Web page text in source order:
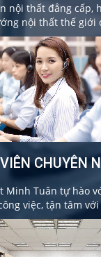
nội thất đẳng cấp,
nội thất thế giới
CHUYÊN
Minh Tuân tự hào
việc, tận tâm